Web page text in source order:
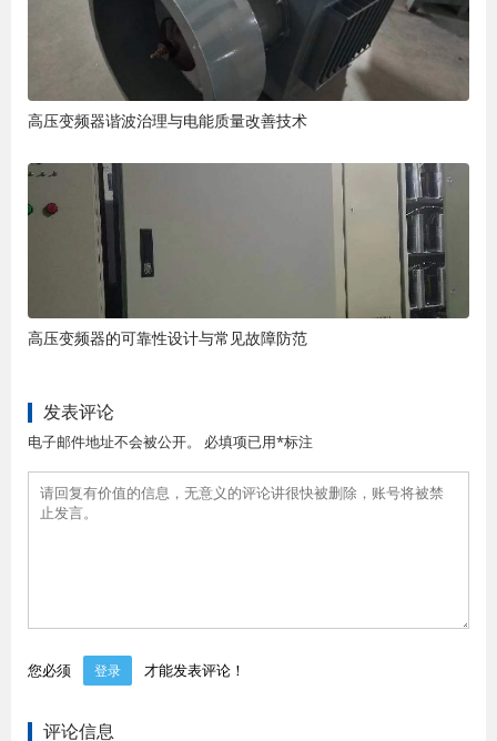
高压变频器谐波治理与电能质量改善技术
高压变频器的可靠性设计与常见故障防范
发表评论
电子邮件地址不会被公开。 必填项已用*标注
您必须 登录 才能发表评论！
评论信息